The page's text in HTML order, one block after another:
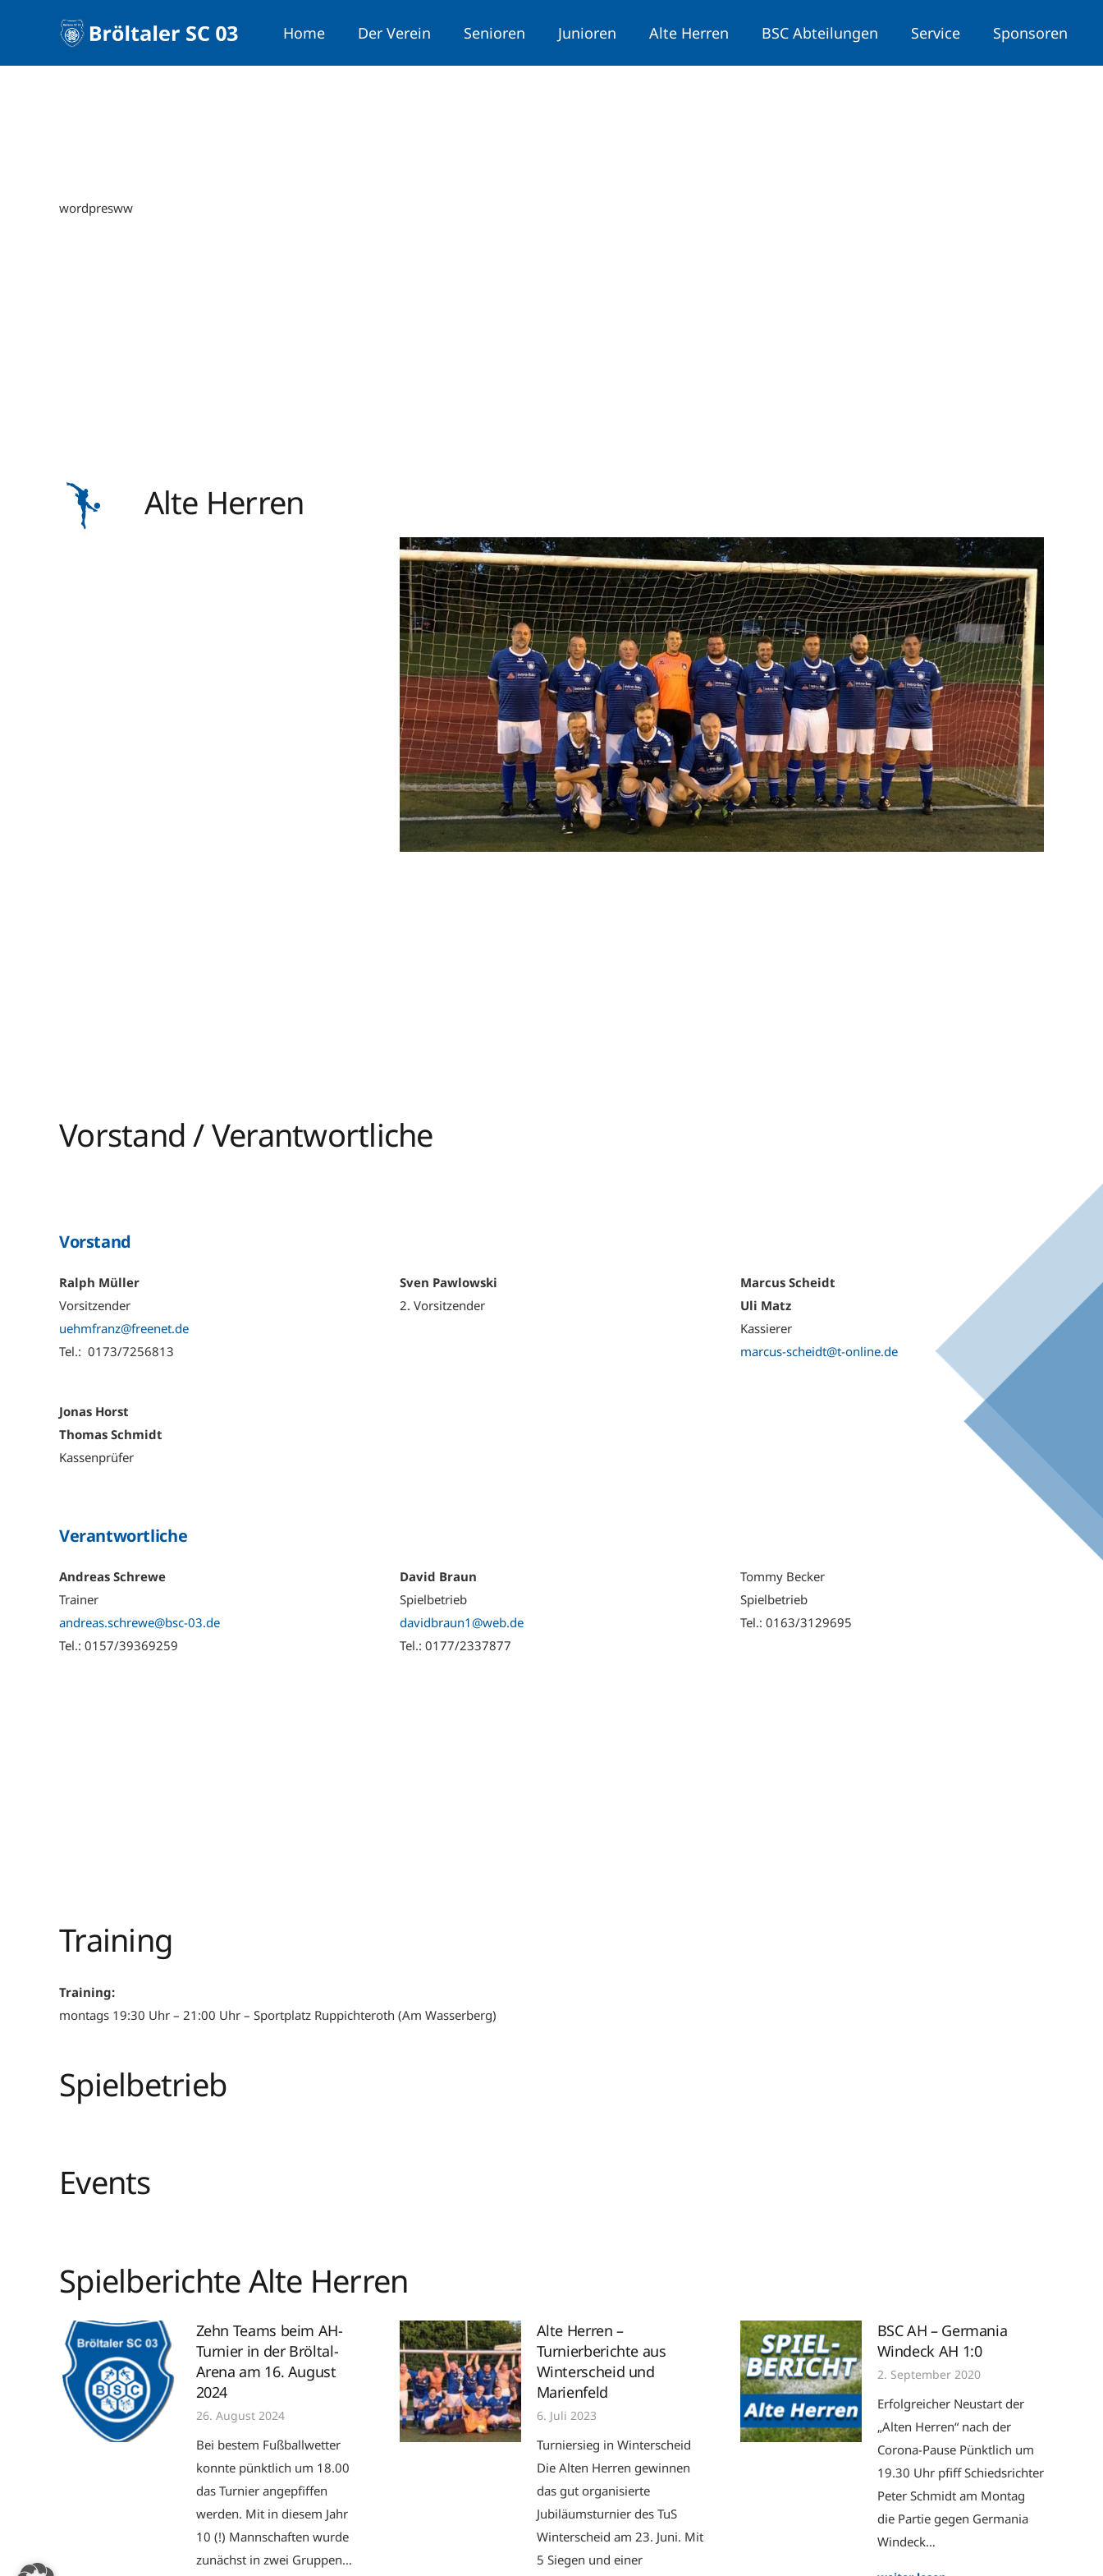
Home Der Verein Senioren Junioren Alte Herren BSC Abteilungen Service Sponsoren
wordpresww
Alte Herren
Vorstand / Verantwortliche
Vorstand
Ralph Müller
Vorsitzender
uehmfranz@freenet.de
Tel.: 0173/7256813
Jonas Horst
Thomas Schmidt
Kassenprüfer
Sven Pawlowski
2. Vorsitzender
Marcus Scheidt
Uli Matz
Kassierer
marcus-scheidt@t-online.de
Verantwortliche
Andreas Schrewe
Trainer
andreas.schrewe@bsc-03.de
Tel.: 0157/39369259
David Braun
Spielbetrieb
davidbraun1@web.de
Tel.: 0177/2337877
Tommy Becker
Spielbetrieb
Tel.: 0163/3129695
Training
Training:
montags 19:30 Uhr – 21:00 Uhr – Sportplatz Ruppichteroth (Am Wasserberg)
Spielbetrieb
Events
Spielberichte Alte Herren
Zehn Teams beim AH-
Turnier in der Bröltal-
Arena am 16. August
2024
26. August 2024
Bei bestem Fußballwetter
konnte pünktlich um 18.00
das Turnier angepfiffen
werden. Mit in diesem Jahr
10 (!) Mannschaften wurde
zunächst in zwei Gruppen…
Alte Herren –
Turnierberichte aus
Winterscheid und
Marienfeld
6. Juli 2023
Turniersieg in Winterscheid
Die Alten Herren gewinnen
das gut organisierte
Jubiläumsturnier des TuS
Winterscheid am 23. Juni. Mit
5 Siegen und einer
BSC AH – Germania
Windeck AH 1:0
2. September 2020
Erfolgreicher Neustart der
„Alten Herren“ nach der
Corona-Pause Pünktlich um
19.30 Uhr pfiff Schiedsrichter
Peter Schmidt am Montag
die Partie gegen Germania
Windeck…